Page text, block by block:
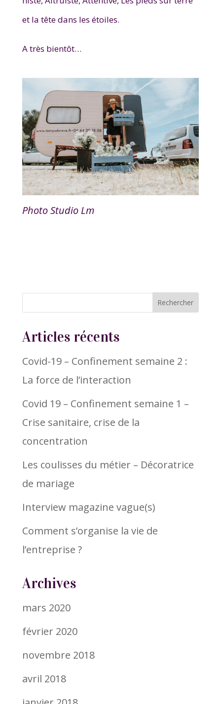
et la tête dans les étoiles.
A très bientôt…
Photo Studio Lm
Articles récents
Covid-19 – Confinement semaine 2 :
La force de l’interaction
Covid 19 – Confinement semaine 1 –
Crise sanitaire, crise de la
concentration
Les coulisses du métier – Décoratrice
de mariage
Interview magazine vague(s)
Comment s’organise la vie de
l’entreprise ?
Archives
mars 2020
février 2020
novembre 2018
avril 2018